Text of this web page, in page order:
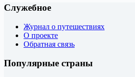
Служебное
Журнал о путешествиях
О проекте
Обратная связь
Популярные страны